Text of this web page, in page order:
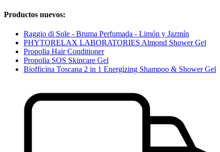
Productos nuevos:
Raggio di Sole - Bruma Perfumada - Limón y Jazmín
PHYTORELAX LABORATORIES Almond Shower Gel
Propolia Hair Conditioner
Propolia SOS Skincare Gel
Biofficina Toscana 2 in 1 Energizing Shampoo & Shower Gel